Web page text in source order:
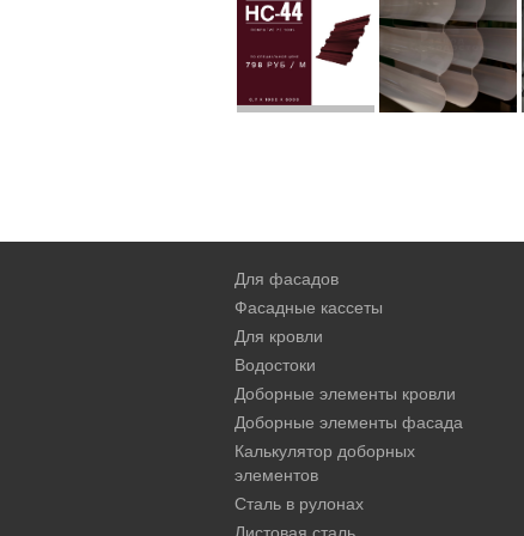
Для фасадов
Фасадные кассеты
Для кровли
Водостоки
Доборные элементы кровли
Доборные элементы фасада
Калькулятор доборных
элементов
Сталь в рулонах